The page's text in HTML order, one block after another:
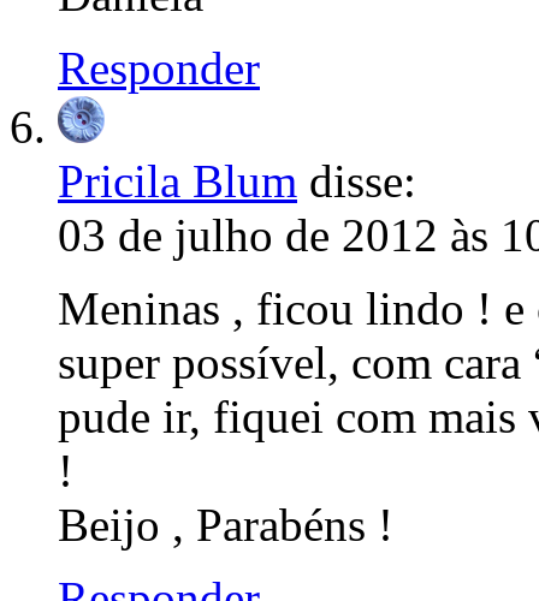
Responder
Pricila Blum disse:
03 de julho de 2012 às
Meninas , ficou lindo ! e
super possível, com
pude ir, fiquei com mais
!
Beijo , Parabéns !